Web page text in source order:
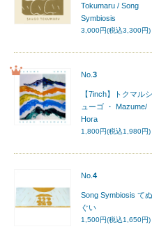
Tokumaru / Song
Symbiosis
3,000円(税込3,300円)
No. 3
【7inch】トクマルシ
ューゴ ・ Mazume/
Hora
1,800円(税込1,980円)
No. 4
Song Symbiosis てぬ
ぐい
1,500円(税込1,650円)